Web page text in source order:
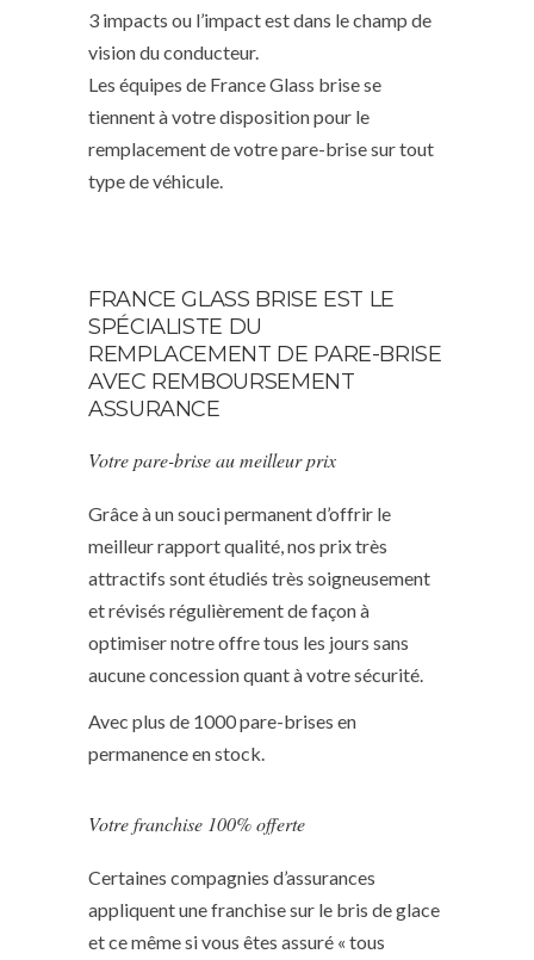
3 impacts ou l’impact est dans le champ de
vision du conducteur.
Les équipes de France Glass brise se
tiennent à votre disposition pour le
remplacement de votre pare-brise sur tout
type de véhicule.
FRANCE GLASS BRISE EST LE
SPÉCIALISTE DU
REMPLACEMENT DE PARE-BRISE
AVEC REMBOURSEMENT
ASSURANCE
Votre pare-brise au meilleur prix
Grâce à un souci permanent d’offrir le
meilleur rapport qualité, nos prix très
attractifs sont étudiés très soigneusement
et révisés régulièrement de façon à
optimiser notre offre tous les jours sans
aucune concession quant à votre sécurité.
Avec plus de 1000 pare-brises en
permanence en stock.
Votre franchise 100% offerte
Certaines compagnies d’assurances
appliquent une franchise sur le bris de glace
et ce même si vous êtes assuré « tous